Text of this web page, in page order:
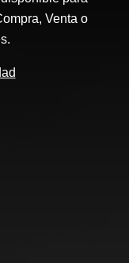
Venta o